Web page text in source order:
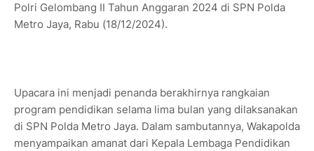
Polri Gelombang II Tahun Anggaran 2024 di SPN Polda
Metro Jaya, Rabu (18/12/2024).
Upacara ini menjadi penanda berakhirnya rangkaian
program pendidikan selama lima bulan yang dilaksanakan
di SPN Polda Metro Jaya. Dalam sambutannya, Wakapolda
menyampaikan amanat dari Kepala Lembaga Pendidikan